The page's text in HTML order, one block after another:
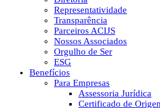
Representatividade
Transparência
Parceiros ACIJS
Nossos Associados
Orgulho de Ser
ESG
Benefícios
Para Empresas
Assessoria Jurídica
Certificado de